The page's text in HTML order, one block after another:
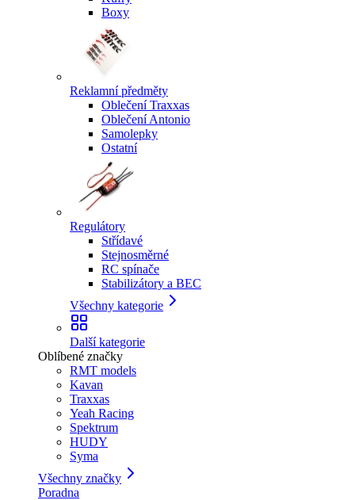
Boxy
Reklamní předměty
Oblečení Traxxas
Oblečení Antonio
Samolepky
Ostatní
Regulátory
Střídavé
Stejnosměrné
RC spínače
Stabilizátory a BEC
Všechny kategorie
Další kategorie
Oblíbené značky
RMT models
Kavan
Traxxas
Yeah Racing
Spektrum
HUDY
Syma
Všechny značky
Poradna